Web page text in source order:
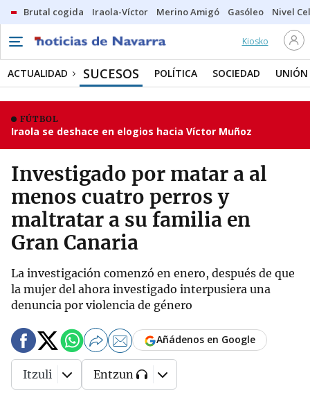
Brutal cogida Iraola-Víctor Merino Amigó Gasóleo Nivel
Kiosko
ACTUALIDAD SUCESOS POLÍTICA SOCIEDAD UNIÓN
FÚTBOL
Iraola se deshace en elogios hacia Víctor Muñoz
Investigado por matar a al
menos cuatro perros y
maltratar a su familia en
Gran Canaria
La investigación comenzó en enero, después de que
la mujer del ahora investigado interpusiera una
denuncia por violencia de género
Añádenos en Google
Itzuli Entzun